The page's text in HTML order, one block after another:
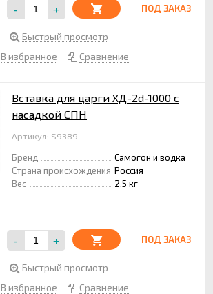
- + ПОД ЗАКАЗ
Быстрый просмотр
В избранное
Сравнение
Вставка для царги ХД-2d-1000 с
насадкой СПН
Артикул: S9389
Бренд
Самогон и водка
Страна происхождения Россия
Вес
2.5 кг
- + ПОД ЗАКАЗ
Быстрый просмотр
В избранное
Сравнение